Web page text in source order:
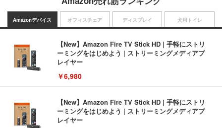
Amazonデバイス
【New】Amazon Fire TV Stick HD | 手軽にストリ
ーミングをはじめよう | ストリーミングメディアプ
レイヤー
￥6,980
【New】Amazon Fire TV Stick HD | 手軽にストリ
ーミングをはじめよう | ストリーミングメディアプ
レイヤー
オフィスチェア ディスプレイ 犬用トイレ